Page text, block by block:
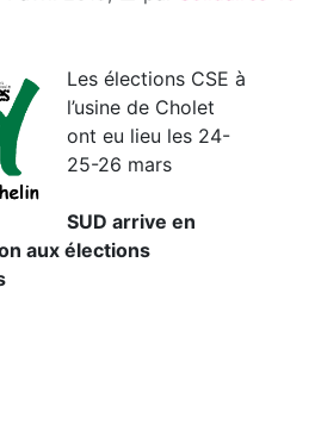
Les élections CSE à
l’usine de Cholet
ont eu lieu les 24-
25-26 mars
SUD arrive en
aux élections